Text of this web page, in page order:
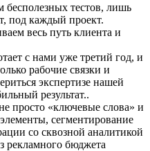
тестов, лишь
под каждый проект.
весь путь клиента и
с нами уже третий год, и
рабочие связки и
экспертизе нашей
результат..
просто «ключевые слова» и
сегментирование
со сквозной аналитикой
рекламного бюджета